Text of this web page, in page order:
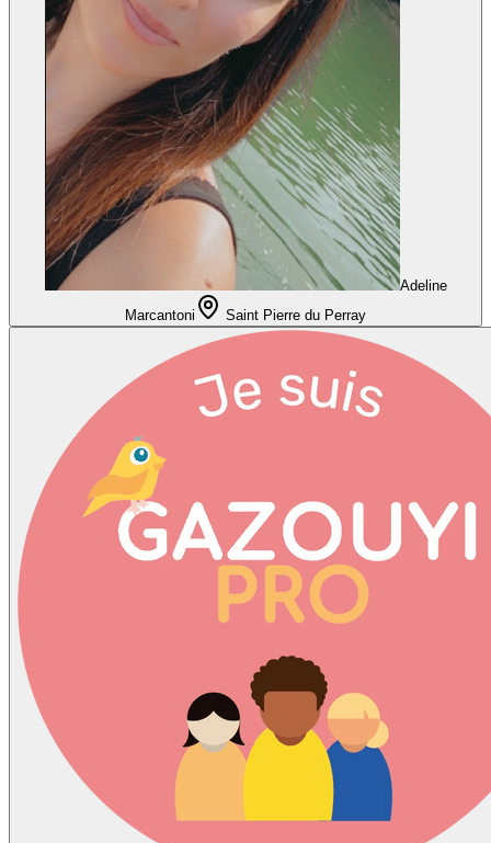
Adeline
Marcantoni
Saint Pierre du Perray